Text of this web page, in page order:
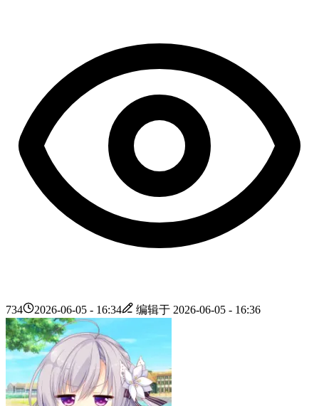
734 2026-06-05 - 16:34 编辑于 2026-06-05 - 16:36